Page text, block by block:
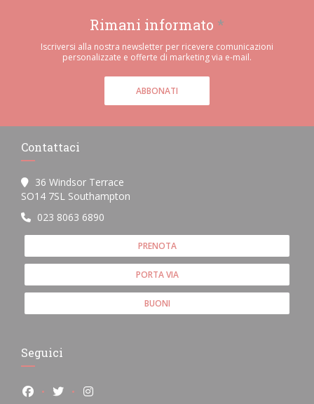
Rimani informato *
Iscriversi alla nostra newsletter per ricevere comunicazioni
personalizzate e offerte di marketing via e-mail.
ABBONATI
Contattaci
36 Windsor Terrace
SO14 7SL Southampton
023 8063 6890
PRENOTA
PORTA VIA
BUONI
Seguici
Facebook ((apre una nuova finestra))
Twitter ((apre una nuova finestra))
Instagram ((apre una nuova finestra))